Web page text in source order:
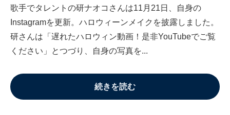
歌手でタレントの研ナオコさんは11月21日、自身の
Instagramを更新。ハロウィーンメイクを披露しました。
研さんは「遅れたハロウィン動画！是非YouTubeでご覧
ください」とつづり、自身の写真を...
続きを読む